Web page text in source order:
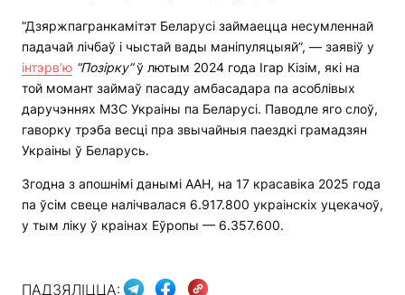
“Дзяржпагранкамітэт Беларусі займаецца несумленнай
падачай лічбаў і чыстай вады маніпуляцыяй”, — заявіў у
інтэрв’ю “Позірку”ў лютым 2024 года Ігар Кізім, які на
той момант займаў пасаду амбасадара па асоблівых
даручэннях МЗС Украіны па Беларусі. Паводле яго слоў,
гаворку трэба весці пра звычайныя паездкі грамадзян
Украіны ў Беларусь.
Згодна з апошнімі данымі ААН, на 17 красавіка 2025 года
па ўсім свеце налічвалася 6.917.800 украінскіх уцекачоў,
у тым ліку ў краінах Еўропы — 6.357.600.
ПАДЗЯЛІЦЦА: